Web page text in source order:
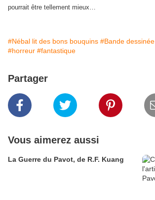
pourrait être tellement mieux…
#Nébal lit des bons bouquins #Bande dessinée
#horreur #fantastique
Partager
Vous aimerez aussi
La Guerre du Pavot, de R.F. Kuang